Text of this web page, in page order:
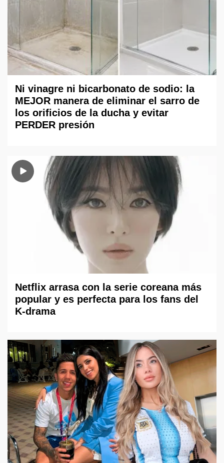
Ni vinagre ni bicarbonato de sodio: la
MEJOR manera de eliminar el sarro de
los orificios de la ducha y evitar
PERDER presión
Netflix arrasa con la serie coreana más
popular y es perfecta para los fans del
K-drama